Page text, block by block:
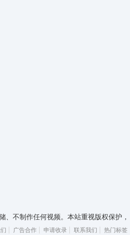
不制作任何视频。本站重视版权保护，
广告合作 申请收录 联系我们 热门标签